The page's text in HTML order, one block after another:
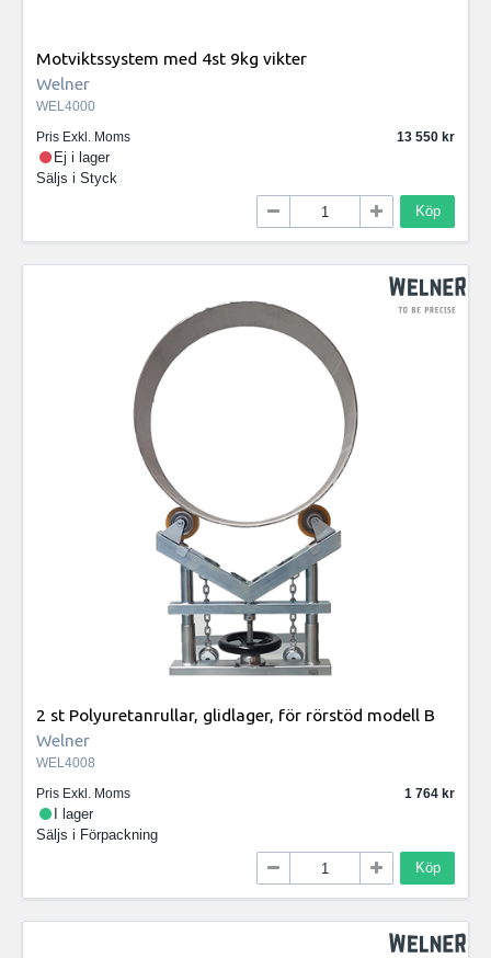
Motviktssystem med 4st 9kg vikter
Welner
WEL4000
Pris Exkl. Moms
13 550
Ej i lager
Säljs i Styck
Köp
2 st Polyuretanrullar, glidlager, för rörstöd modell B
Welner
WEL4008
Pris Exkl. Moms
1 764
I lager
Säljs i Förpackning
Köp